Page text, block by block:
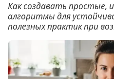
Как создавать простые,
алгоритмы для
полезных практик при